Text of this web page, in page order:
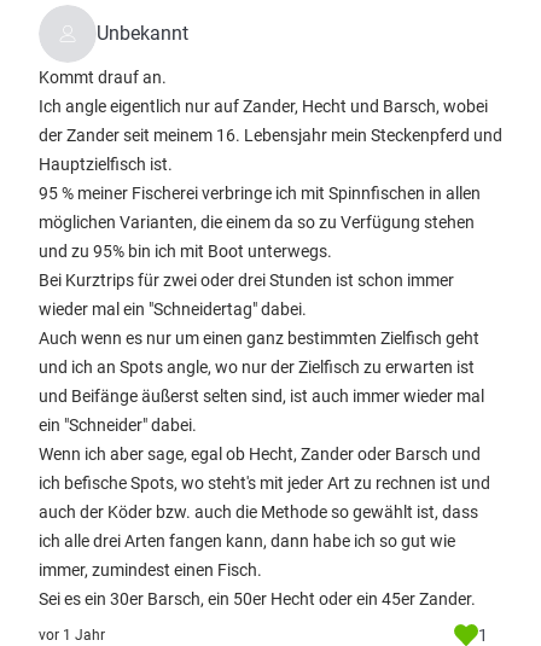
Unbekannt
Kommt drauf an.
Ich angle eigentlich nur auf Zander, Hecht und Barsch, wobei
der Zander seit meinem 16. Lebensjahr mein Steckenpferd und
Hauptzielfisch ist.
95 % meiner Fischerei verbringe ich mit Spinnfischen in allen
möglichen Varianten, die einem da so zu Verfügung stehen
und zu 95% bin ich mit Boot unterwegs.
Bei Kurztrips für zwei oder drei Stunden ist schon immer
wieder mal ein "Schneidertag" dabei.
Auch wenn es nur um einen ganz bestimmten Zielfisch geht
und ich an Spots angle, wo nur der Zielfisch zu erwarten ist
und Beifänge äußerst selten sind, ist auch immer wieder mal
ein "Schneider" dabei.
Wenn ich aber sage, egal ob Hecht, Zander oder Barsch und
ich befische Spots, wo steht's mit jeder Art zu rechnen ist und
auch der Köder bzw. auch die Methode so gewählt ist, dass
ich alle drei Arten fangen kann, dann habe ich so gut wie
immer, zumindest einen Fisch.
Sei es ein 30er Barsch, ein 50er Hecht oder ein 45er Zander.
vor 1 Jahr 1